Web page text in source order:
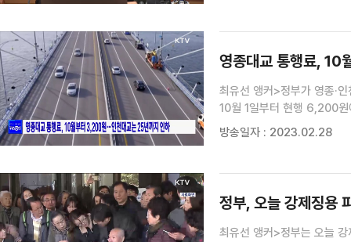
영종대교 통행료, 10
최유선 앵커>정부가 영종·
10월 1일부터 현행 6,200
5,500원에서 2,000원으로
방송일자 : 2023.02.28
정부, 오늘 강제징용
최유선 앵커>정부는 오늘